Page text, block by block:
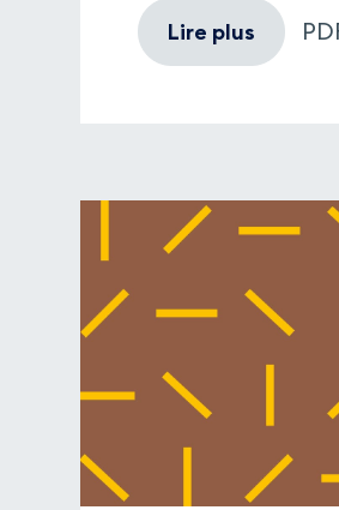
Lire plus